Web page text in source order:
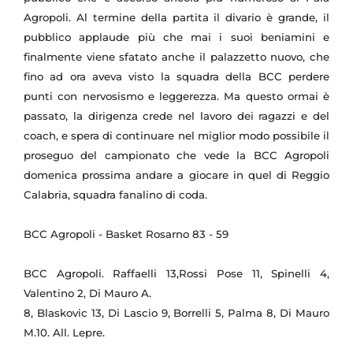
Agropoli. Al termine della partita il divario è grande, il
pubblico applaude più che mai i suoi beniamini e
finalmente viene sfatato anche il palazzetto nuovo, che
fino ad ora aveva visto la squadra della BCC perdere
punti con nervosismo e leggerezza. Ma questo ormai è
passato, la dirigenza crede nel lavoro dei ragazzi e del
coach, e spera di continuare nel miglior modo possibile il
proseguo del campionato che vede la BCC Agropoli
domenica prossima andare a giocare in quel di Reggio
Calabria, squadra fanalino di coda.
BCC Agropoli - Basket Rosarno 83 - 59
BCC Agropoli. Raffaelli 13,Rossi Pose 11, Spinelli 4,
Valentino 2, Di Mauro A.
8, Blaskovic 13, Di Lascio 9, Borrelli 5, Palma 8, Di Mauro
M.10. All. Lepre.